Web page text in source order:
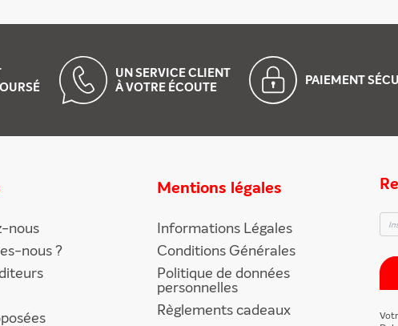
UN SERVICE CLIENT
À VOTRE ÉCOUTE
PAIEMENT
nous
nous ?
Mentions légales
Informations Légales
Conditions Générales
Politique de données
personnelles
Règlements cadeaux